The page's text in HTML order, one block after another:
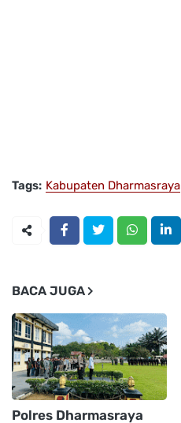
Tags: Kabupaten Dharmasraya
BACA JUGA
Polres Dharmasraya